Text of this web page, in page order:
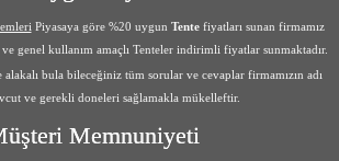
Piyasaya göre %20 uygun Tentefiyatları sunan firmamız
genel kullanım amaçlı Tenteler indirimli fiyatlar sunmaktadır.
bula bileceğiniz tüm sorular ve cevaplar firmamızın adı
ve gerekli doneleri sağlamakla mükelleftir.
Memnuniyeti